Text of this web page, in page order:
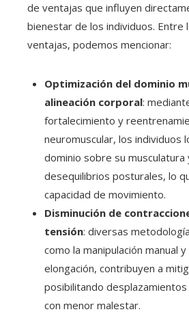
de ventajas que influyen
bienestar de los individuos. Entre
ventajas, podemos mencionar:
Optimización del dominio
alineación corporal:
fortalecimiento y
neuromuscular, los individuos
dominio sobre su musculatura
desequilibrios posturales, lo
capacidad de movimiento.
Disminución de
tensión: diversas
como la manipulación manual
elongación, contribuyen a
posibilitando
con menor malestar.